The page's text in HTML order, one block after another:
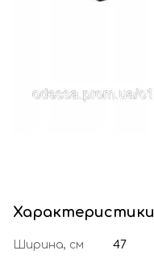
Характеристики
Ширина, см
47